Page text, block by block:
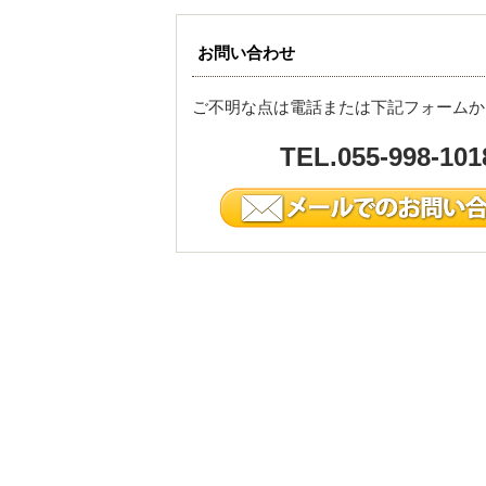
お問い合わせ
ご不明な点は電話または下記フォーム
TEL.055-998-